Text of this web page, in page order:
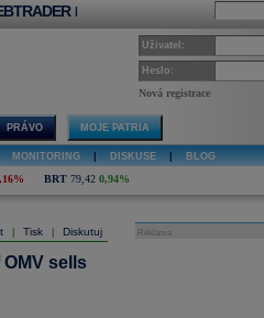
|
Uživatel:
Heslo:
Nová registrace
PRÁVO MOJE PATRIA
MONITORING DISKUSE BLOG
BRT 79,42 0,94%
Tisk Diskutuj
sells
Reklama